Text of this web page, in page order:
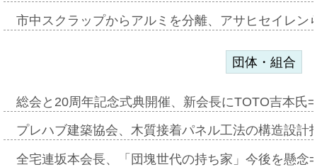
市中スクラップからアルミを分離、アサヒセイレ
団体・組合
総会と20周年記念式典開催、新会長にTOTO吉本氏
プレハブ建築協会、木質接着パネル工法の構造設
全宅連坂本会長、「団塊世代の持ち家」今後を懸